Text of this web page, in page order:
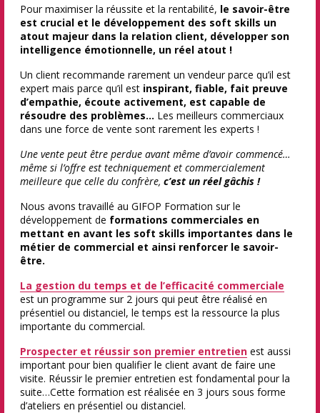
Pour maximiser la réussite et la rentabilité, le savoir-être
est crucial et le développement des soft skills un
atout majeur dans la relation client, développer son
intelligence émotionnelle, un réel atout !
Un client recommande rarement un vendeur parce qu’il est
expert mais parce qu’il est inspirant, fiable, fait preuve
d’empathie, écoute activement, est capable de
résoudre des problèmes… Les meilleurs commerciaux
dans une force de vente sont rarement les experts !
Une vente peut être perdue avant même d’avoir commencé…
même si l’offre est techniquement et commercialement
meilleure que celle du confrère, c’est un réel gâchis !
Nous avons travaillé au GIFOP Formation sur le
développement de formations commerciales en
mettant en avant les soft skills importantes dans le
métier de commercial et ainsi renforcer le savoir-
être.
La gestion du temps et de l’efficacité commerciale
est un programme sur 2 jours qui peut être réalisé en
présentiel ou distanciel, le temps est la ressource la plus
importante du commercial.
Prospecter et réussir son premier entretien est aussi
important pour bien qualifier le client avant de faire une
visite. Réussir le premier entretien est fondamental pour la
suite…Cette formation est réalisée en 3 jours sous forme
d’ateliers en présentiel ou distanciel.